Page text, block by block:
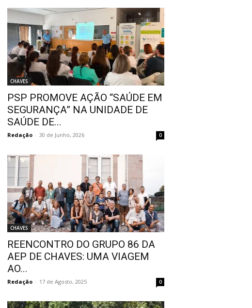
CHAVES
PSP PROMOVE AÇÃO “SAÚDE EM
SEGURANÇA” NA UNIDADE DE
SAÚDE DE...
Redação - 30 de Junho, 2026 0
CHAVES
REENCONTRO DO GRUPO 86 DA
AEP DE CHAVES: UMA VIAGEM
AO...
Redação - 17 de Agosto, 2025 0